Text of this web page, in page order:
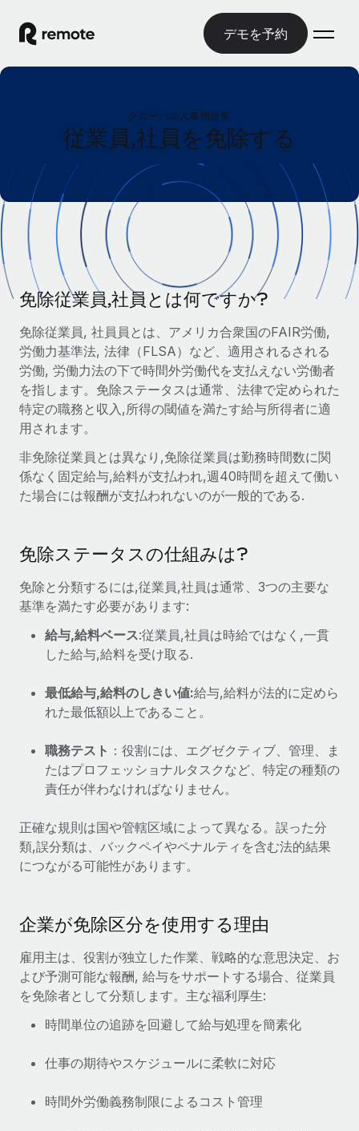
デモを予約
グローバル雇用
グローバル給与処理
コンプライアンス対応の給与処理を手軽に
Employer of Record（EOR）
グローバル展開をコストをかけずに実現
Contractor of Record
契約社員管理
世界中の契約社員をオンボーディングし、管理
PEO
複雑な雇用関連業務を外部委託
インフラ
Remote統合
プラットフォーム
チームのための人事の基本機能を内蔵
接続
新しい
統合
る
サービス
専門家に相談
グローバル人事・コンプライアンスの専門サポート
バックグラウンドチェック
候補者の選考プロセスをシンプルに
デバイス管理
ITデバイスを世界規模で提供・管理
法人設立
従業員の異動をスムーズに
福利厚生
各国の制度に対応
国別ガイド
/国別のグローバル雇用支援を検索する
米国州エクスプローラー
米国の各州において採用プロセスを簡素化する
Remoteを他社と比較
他社と比較した、当社の強みを確認する
成長の段階
スタートアップ
成長中の企業向けのアジャイルなグローバルHR・給与処理ソ
リューション
ミッドマーケット
企業
戦略的テクノロジーパートナー
パートナーとして登録
当社とのパートナーシップの可能性を検討する
Remote Build 近日リリース予定
統合とAI自動化に関するコンサルティング
活用事例
リソース
ツールと計算ツール
誤分類リスク判定ツール
国別に従業員の誤分類リスクを確認する
各国の総従業員コストを計算する
契約社員の報酬計算ツール
グローバルな契約社員向けに、通貨オプションと支払スピー
ドを確認する
REMOTEで学習
リサーチおよびガイド
HR用語集
チェックリストおよびテンプレート
ウェビナー
イベント
ニュースルーム
給与・人材情報
情報センター
すべてのリソースを表示する
グローバル給与処理
EORおよびPEO
契約社員管理
税務
ブログを読む
日本語
English
Nederlands
Français
Deutsch
Español
Italiano
Português (Portugal)
한국어
中文（简体）
ログイン
グローバル人事用語集
従業員,社員を免除する
免除従業員,社員とは何ですか?
免除従業員, 社員員とは、アメリカ合衆国のFAIR労働,
労働力基準法, 法律（FLSA）など、適用されるされる
労働, 労働力法の下で時間外労働代を支払えない労働者
を指します。免除ステータスは通常、法律で定められた
特定の職務と収入,所得の閾値を満たす給与所得者に適
用されます。
非免除従業員とは異なり,免除従業員は勤務時間数に関
係なく固定給与,給料が支払われ,週40時間を超えて働い
た場合には報酬が支払われないのが一般的である.
免除ステータスの仕組みは?
免除と分類するには,従業員,社員は通常、3つの主要な
基準を満たす必要があります:
給与,給料ベース:従業員,社員は時給ではなく,一貫
した給与,給料を受け取る.
最低給与,給料のしきい値:給与,給料が法的に定めら
れた最低額以上であること。
職務テスト ：役割には、エグゼクティブ、管理、ま
たはプロフェッショナルタスクなど、特定の種類の
責任が伴わなければなりません。
正確な規則は国や管轄区域によって異なる。誤った分
類,誤分類は、バックペイやペナルティを含む法的結果
につながる可能性があります。
企業が免除区分を使用する理由
雇用主は、役割が独立した作業、戦略的な意思決定、お
よび予測可能な報酬, 給与をサポートする場合、従業員
を免除者として分類します。主な福利厚生:
時間単位の追跡を回避して給与処理を簡素化
仕事の期待やスケジュールに柔軟に対応
時間外労働義務制限によるコスト管理